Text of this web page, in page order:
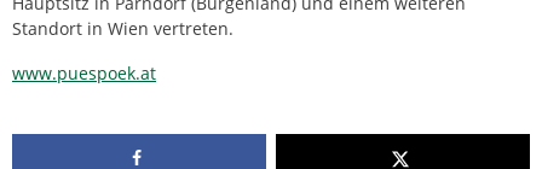
Standort in Wien vertreten.
www.puespoek.at